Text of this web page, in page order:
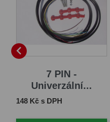

7 PIN -
Univerzální...
Cena
148 Kč s DPH